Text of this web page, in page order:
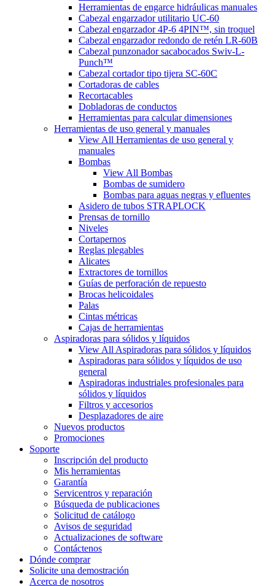
Herramientas de engarce hidráulicas manuales
Cabezal engarzador utilitario UC-60
Cabezal engarzador 4P-6 4PIN™, sin troquel
Cabezal engarzador redondo de retén LR-60B
Cabezal punzonador sacabocados Swiv-L-
Punch™
Cabezal cortador tipo tijera SC-60C
Cortadoras de cables
Recortacables
Dobladoras de conductos
Herramientas para calcular dimensiones
Herramientas de uso general y manuales
View All Herramientas de uso general y
manuales
Bombas
View All Bombas
Bombas de sumidero
Bombas para aguas negras y efluentes
Asidero de tubos STRAPLOCK
Prensas de tornillo
Niveles
Cortapernos
Reglas plegables
Alicates
Extractores de tornillos
Guías de perforación de repuesto
Brocas helicoidales
Palas
Cintas métricas
Cajas de herramientas
Aspiradoras para sólidos y líquidos
View All Aspiradoras para sólidos y líquidos
Aspiradoras para sólidos y líquidos de uso
general
Aspiradoras industriales profesionales para
sólidos y líquidos
Filtros y accesorios
Desplazadores de aire
Nuevos productos
Promociones
Soporte
Inscripción del producto
Mis herramientas
Garantía
Servicentros y reparación
Búsqueda de publicaciones
Solicitud de catálogo
Avisos de seguridad
Actualizaciones de software
Contáctenos
Dónde comprar
Solicite una demostración
Acerca de nosotros